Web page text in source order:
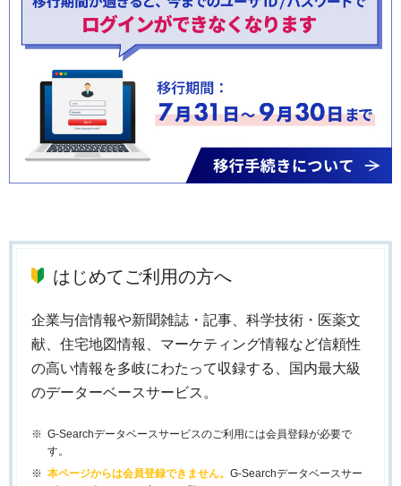
はじめてご利用の方へ
企業与信情報や新聞雑誌・記事、科学技術・医薬文
献、住宅地図情報、マーケティング情報など信頼性
の高い情報を多岐にわたって収録する、国内最大級
のデーターベースサービス。
G-Searchデータベースサービスのご利用には会員登録が必要で
す。
本ページからは会員登録できません。 G-Searchデータベースサー